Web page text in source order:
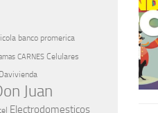
banco promerica
CARNES Celulares
Davivienda
Juan
Electrodomesticos